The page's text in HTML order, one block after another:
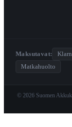
Maksutavat:
Matkahuolto
© 2026 Suomen